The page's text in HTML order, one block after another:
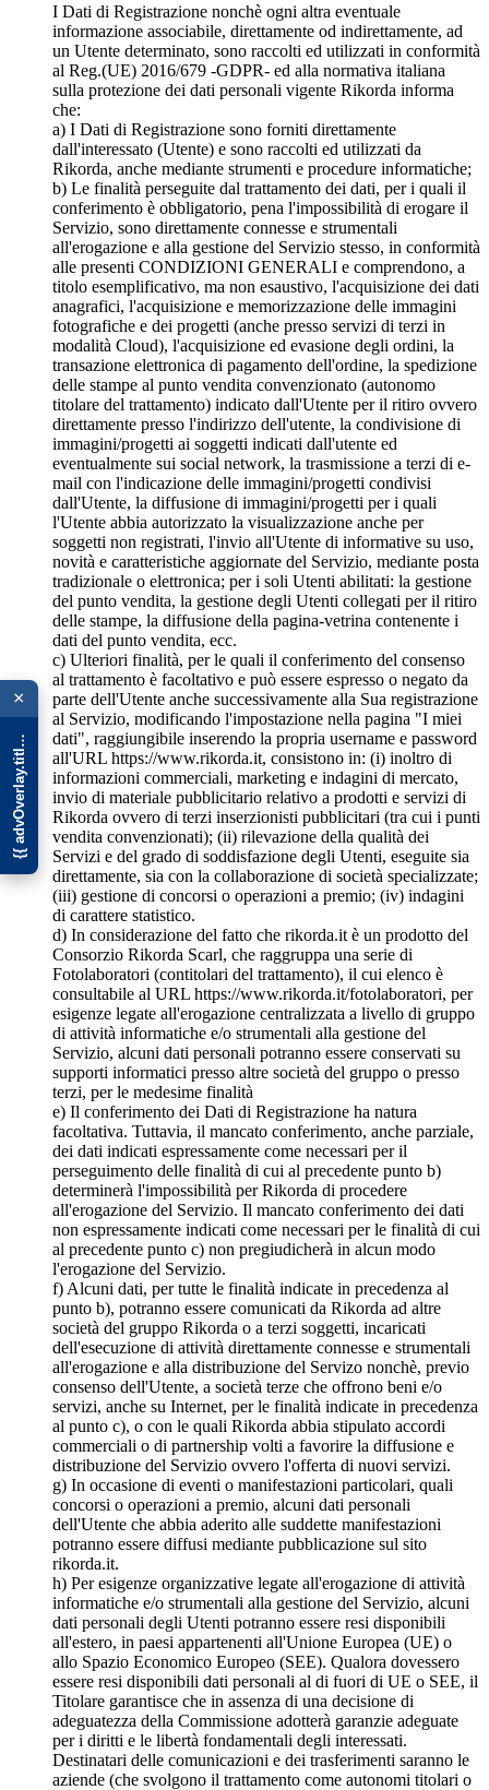
×
{{ advOverlay.title || 'Promo' }}
I Dati di Registrazione nonchè ogni altra eventuale
informazione associabile, direttamente od indirettamente, ad
un Utente determinato, sono raccolti ed utilizzati in conformità
al Reg.(UE) 2016/679 -GDPR- ed alla normativa italiana
sulla protezione dei dati personali vigente Rikorda informa
che:
a) I Dati di Registrazione sono forniti direttamente
dall'interessato (Utente) e sono raccolti ed utilizzati da
Rikorda, anche mediante strumenti e procedure informatiche;
b) Le finalità perseguite dal trattamento dei dati, per i quali il
conferimento è obbligatorio, pena l'impossibilità di erogare il
Servizio, sono direttamente connesse e strumentali
all'erogazione e alla gestione del Servizio stesso, in conformità
alle presenti CONDIZIONI GENERALI e comprendono, a
titolo esemplificativo, ma non esaustivo, l'acquisizione dei dati
anagrafici, l'acquisizione e memorizzazione delle immagini
fotografiche e dei progetti (anche presso servizi di terzi in
modalità Cloud), l'acquisizione ed evasione degli ordini, la
transazione elettronica di pagamento dell'ordine, la spedizione
delle stampe al punto vendita convenzionato (autonomo
titolare del trattamento) indicato dall'Utente per il ritiro ovvero
direttamente presso l'indirizzo dell'utente, la condivisione di
immagini/progetti ai soggetti indicati dall'utente ed
eventualmente sui social network, la trasmissione a terzi di e-
mail con l'indicazione delle immagini/progetti condivisi
dall'Utente, la diffusione di immagini/progetti per i quali
l'Utente abbia autorizzato la visualizzazione anche per
soggetti non registrati, l'invio all'Utente di informative su uso,
novità e caratteristiche aggiornate del Servizio, mediante posta
tradizionale o elettronica; per i soli Utenti abilitati: la gestione
del punto vendita, la gestione degli Utenti collegati per il ritiro
delle stampe, la diffusione della pagina-vetrina contenente i
dati del punto vendita, ecc.
c) Ulteriori finalità, per le quali il conferimento del consenso
al trattamento è facoltativo e può essere espresso o negato da
parte dell'Utente anche successivamente alla Sua registrazione
al Servizio, modificando l'impostazione nella pagina "I miei
dati", raggiungibile inserendo la propria username e password
all'URL https://www.rikorda.it, consistono in: (i) inoltro di
informazioni commerciali, marketing e indagini di mercato,
invio di materiale pubblicitario relativo a prodotti e servizi di
Rikorda ovvero di terzi inserzionisti pubblicitari (tra cui i punti
vendita convenzionati); (ii) rilevazione della qualità dei
Servizi e del grado di soddisfazione degli Utenti, eseguite sia
direttamente, sia con la collaborazione di società specializzate;
(iii) gestione di concorsi o operazioni a premio; (iv) indagini
di carattere statistico.
d) In considerazione del fatto che rikorda.it è un prodotto del
Consorzio Rikorda Scarl, che raggruppa una serie di
Fotolaboratori (contitolari del trattamento), il cui elenco è
consultabile al URL https://www.rikorda.it/fotolaboratori, per
esigenze legate all'erogazione centralizzata a livello di gruppo
di attività informatiche e/o strumentali alla gestione del
Servizio, alcuni dati personali potranno essere conservati su
supporti informatici presso altre società del gruppo o presso
terzi, per le medesime finalità
e) Il conferimento dei Dati di Registrazione ha natura
facoltativa. Tuttavia, il mancato conferimento, anche parziale,
dei dati indicati espressamente come necessari per il
perseguimento delle finalità di cui al precedente punto b)
determinerà l'impossibilità per Rikorda di procedere
all'erogazione del Servizio. Il mancato conferimento dei dati
non espressamente indicati come necessari per le finalità di cui
al precedente punto c) non pregiudicherà in alcun modo
l'erogazione del Servizio.
f) Alcuni dati, per tutte le finalità indicate in precedenza al
punto b), potranno essere comunicati da Rikorda ad altre
società del gruppo Rikorda o a terzi soggetti, incaricati
dell'esecuzione di attività direttamente connesse e strumentali
all'erogazione e alla distribuzione del Servizo nonchè, previo
consenso dell'Utente, a società terze che offrono beni e/o
servizi, anche su Internet, per le finalità indicate in precedenza
al punto c), o con le quali Rikorda abbia stipulato accordi
commerciali o di partnership volti a favorire la diffusione e
distribuzione del Servizio ovvero l'offerta di nuovi servizi.
g) In occasione di eventi o manifestazioni particolari, quali
concorsi o operazioni a premio, alcuni dati personali
dell'Utente che abbia aderito alle suddette manifestazioni
potranno essere diffusi mediante pubblicazione sul sito
rikorda.it.
h) Per esigenze organizzative legate all'erogazione di attività
informatiche e/o strumentali alla gestione del Servizio, alcuni
dati personali degli Utenti potranno essere resi disponibili
all'estero, in paesi appartenenti all'Unione Europea (UE) o
allo Spazio Economico Europeo (SEE). Qualora dovessero
essere resi disponibili dati personali al di fuori di UE o SEE, il
Titolare garantisce che in assenza di una decisione di
adeguatezza della Commissione adotterà garanzie adeguate
per i diritti e le libertà fondamentali degli interessati.
Destinatari delle comunicazioni e dei trasferimenti saranno le
aziende (che svolgono il trattamento come autonomi titolari o